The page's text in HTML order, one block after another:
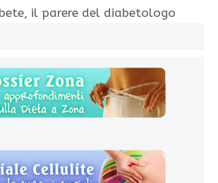
il parere del diabetologo